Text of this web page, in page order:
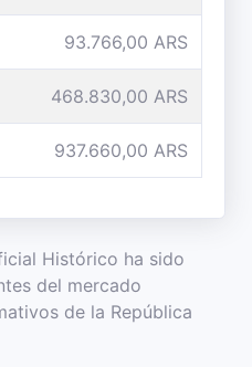
93.766,00 ARS
468.830,00 ARS
937.660,00 ARS
Histórico ha sido
del mercado
de la República